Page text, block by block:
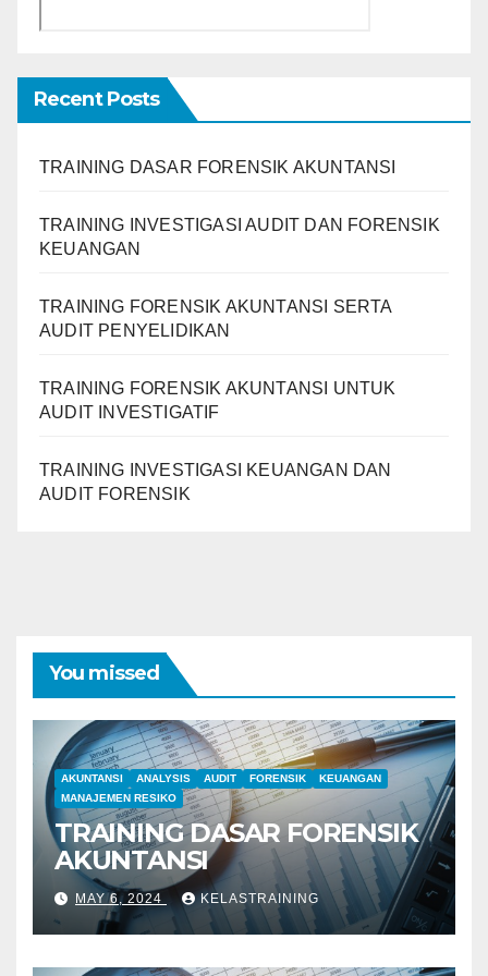
Recent Posts
TRAINING DASAR FORENSIK AKUNTANSI
TRAINING INVESTIGASI AUDIT DAN FORENSIK
KEUANGAN
TRAINING FORENSIK AKUNTANSI SERTA
AUDIT PENYELIDIKAN
TRAINING FORENSIK AKUNTANSI UNTUK
AUDIT INVESTIGATIF
TRAINING INVESTIGASI KEUANGAN DAN
AUDIT FORENSIK
You missed
AKUNTANSI ANALYSIS AUDIT FORENSIK
KEUANGAN
MANAJEMEN RESIKO
TRAINING DASAR FORENSIK
AKUNTANSI
MAY 6, 2024 KELASTRAINING